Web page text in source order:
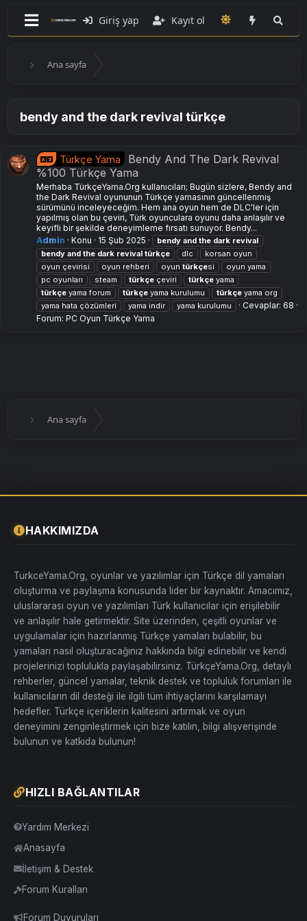
Giriş yap Kayıt ol
Ana sayfa
bendy and the dark revival türkçe
Türkçe Yama
Bendy And The Dark Revival
%100 Türkçe Yama
Merhaba TürkçeYama.Org kullanıcıları; Bugün sizlere, Bendy and
the Dark Revival oyununun Türkçe yamasının güncellenmiş
sürümünü inceleyeceğim. Hem ana oyun hem de DLC'ler için
yapılmış olan bu çeviri, Türk oyunculara oyunu daha anlaşılır ve
keyifli bir şekilde deneyimleme fırsatı sunuyor. Bendy...
Admin
Konu 15 Şub 2025 bendy and the dark revival
bendy and the dark revival türkçe dlc
korsan oyun
oyun çevirisi
oyun rehberi oyun türkçesi
oyun yama
pc oyunları
steam türkçe çeviri türkçe yama
türkçe yama forum türkçe yama kurulumu türkçe yama org
yama hata çözümleri
yama i̇ndir yama kurulumu
Cevaplar: 68
Forum: PC Oyun Türkçe Yama
Ana sayfa
HAKKIMIZDA
TurkceYama.Org, oyunlar ve yazılımlar için Türkçe dil yamaları
oluşturma ve paylaşma konusunda lider bir kaynaktır. Amacımız,
uluslararası oyun ve yazılımları Türk kullanıcılar için erişilebilir
ve anlaşılır hale getirmektir. Site üzerinden, çeşitli oyunlar ve
uygulamalar için hazırlanmış Türkçe yamaları bulabilir, bu
yamaları nasıl oluşturacağınız hakkında bilgi edinebilir ve kendi
projelerinizi toplulukla paylaşabilirsiniz. TürkçeYama.Org, detaylı
rehberler, güncel yamalar, teknik destek ve topluluk forumları ile
kullanıcıların dil desteği ile ilgili tüm ihtiyaçlarını karşılamayı
hedefler. Türkçe içeriklerin kalitesini artırmak ve oyun
deneyimini zenginleştirmek için bize katılın, bilgi alışverişinde
bulunun ve katkıda bulunun!
HIZLI BAĞLANTILAR
Yardım Merkezi
Anasayfa
İletişim & Destek
Forum Kuralları
Forum Duyuruları